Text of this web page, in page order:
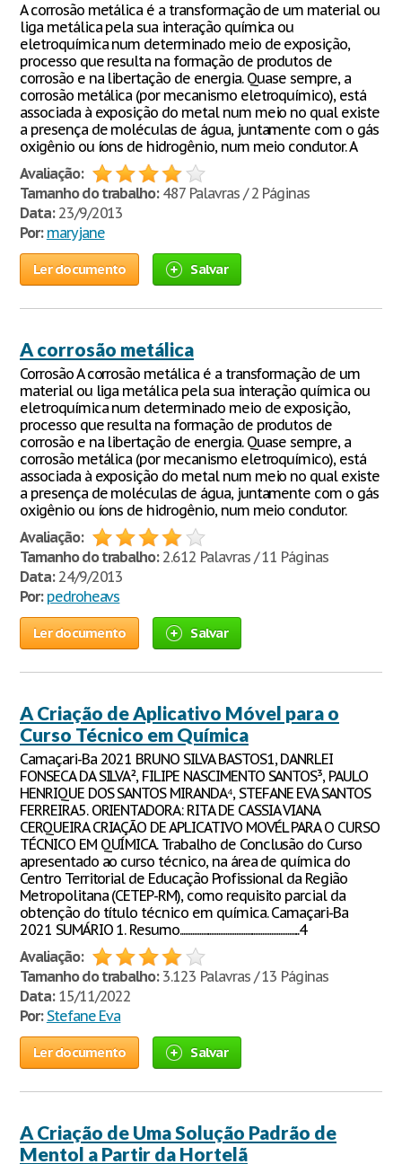
A corrosão metálica é a transformação de um material ou
liga metálica pela sua interação química ou
eletroquímica num determinado meio de exposição,
processo que resulta na formação de produtos de
corrosão e na libertação de energia. Quase sempre, a
corrosão metálica (por mecanismo eletroquímico), está
associada à exposição do metal num meio no qual existe
a presença de moléculas de água, juntamente com o gás
oxigênio ou íons de hidrogênio, num meio condutor. A
Avaliação:
Tamanho do trabalho:487 Palavras / 2 Páginas
Data:23/9/2013
Por: maryjane
Ler documento Salvar
A corrosão metálica
Corrosão A corrosão metálica é a transformação de um
material ou liga metálica pela sua interação química ou
eletroquímica num determinado meio de exposição,
processo que resulta na formação de produtos de
corrosão e na libertação de energia. Quase sempre, a
corrosão metálica (por mecanismo eletroquímico), está
associada à exposição do metal num meio no qual existe
a presença de moléculas de água, juntamente com o gás
oxigênio ou íons de hidrogênio, num meio condutor.
Avaliação:
Tamanho do trabalho:2.612 Palavras / 11 Páginas
Data:24/9/2013
Por: pedroheavs
Ler documento Salvar
A Criação de Aplicativo Móvel para o
Curso Técnico em Química
Camaçari-Ba 2021 BRUNO SILVA BASTOS1, DANRLEI
FONSECA DA SILVA², FILIPE NASCIMENTO SANTOS³, PAULO
HENRIQUE DOS SANTOS MIRANDA⁴, STEFANE EVA SANTOS
FERREIRA5. ORIENTADORA: RITA DE CASSIA VIANA
CERQUEIRA CRIAÇÃO DE APLICATIVO MOVÉL PARA O CURSO
TÉCNICO EM QUÍMICA. Trabalho de Conclusão do Curso
apresentado ao curso técnico, na área de química do
Centro Territorial de Educação Profissional da Região
Metropolitana (CETEP-RM), como requisito parcial da
obtenção do título técnico em química. Camaçari-Ba
2021 SUMÁRIO 1. Resumo....................................................................4
Avaliação:
Tamanho do trabalho:3.123 Palavras / 13 Páginas
Data:15/11/2022
Por: Stefane Eva
Ler documento Salvar
A Criação de Uma Solução Padrão de
Mentol a Partir da Hortelã